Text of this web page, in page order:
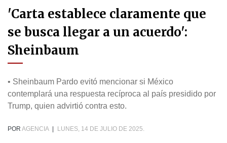
'Carta establece claramente que
se busca llegar a un acuerdo':
Sheinbaum
• Sheinbaum Pardo evitó mencionar si México
contemplará una respuesta recíproca al país presidido por
Trump, quien advirtió contra esto.
POR AGENCIA LUNES, 14 DE JULIO DE 2025.